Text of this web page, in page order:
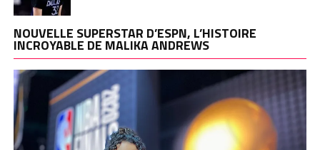
NOUVELLE SUPERSTAR D’ESPN, L’HISTOIRE
INCROYABLE DE MALIKA ANDREWS